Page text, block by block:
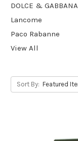
DOLCE & GABBANA
Lancome
Paco Rabanne
View All
Sort By: